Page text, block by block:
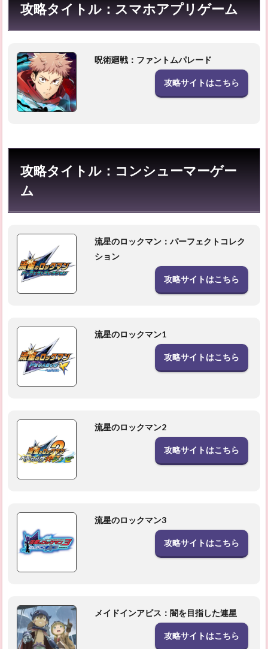
攻略タイトル：スマホアプリゲーム
呪術廻戦：ファントムパレード
攻略サイトはこちら
攻略タイトル：コンシューマーゲー
ム
流星のロックマン：パーフェクトコレク
ション
攻略サイトはこちら
流星のロックマン1
攻略サイトはこちら
流星のロックマン2
攻略サイトはこちら
流星のロックマン3
攻略サイトはこちら
メイドインアビス：闇を目指した連星
攻略サイトはこちら